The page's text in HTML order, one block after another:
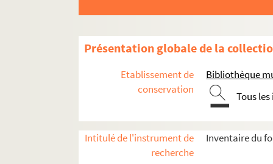
Présentation globale de la
Etablissement de
conservation
Bibliothèque
Tous
Intitulé de l'instrument de
recherche
Inventaire du
C'est un petit bégain
L'esprit des choses
Larmes et charmes (amour-amour)
Madame
Madame, comédie-opérette en 3